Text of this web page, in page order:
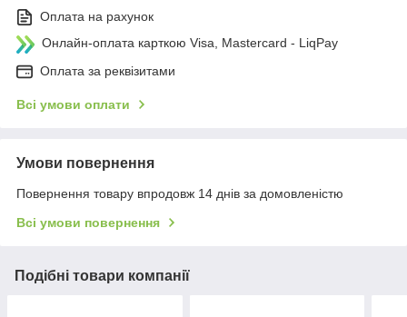
Оплата на рахунок
Онлайн-оплата карткою Visa, Mastercard - LiqPay
Оплата за реквізитами
Всі умови оплати
Умови повернення
Повернення товару впродовж 14 днів за домовленістю
Всі умови повернення
Подібні товари компанії